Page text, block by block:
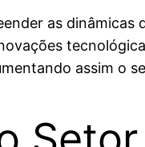
as
assim o